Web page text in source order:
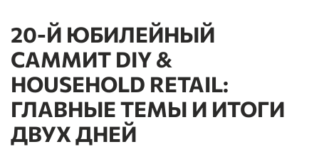
20-Й ЮБИЛЕЙНЫЙ
САММИТ DIY &
HOUSEHOLD RETAIL:
ГЛАВНЫЕ ТЕМЫ И ИТОГИ
ДВУХ ДНЕЙ